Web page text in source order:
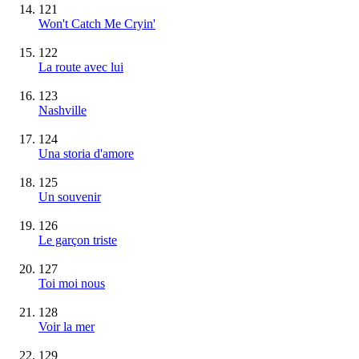
121
Won't Catch Me Cryin'
122
La route avec lui
123
Nashville
124
Una storia d'amore
125
Un souvenir
126
Le garçon triste
127
Toi moi nous
128
Voir la mer
129